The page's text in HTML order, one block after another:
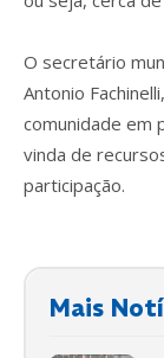
O secretário
Antonio
comunidade em
vinda de
participação.
Mais